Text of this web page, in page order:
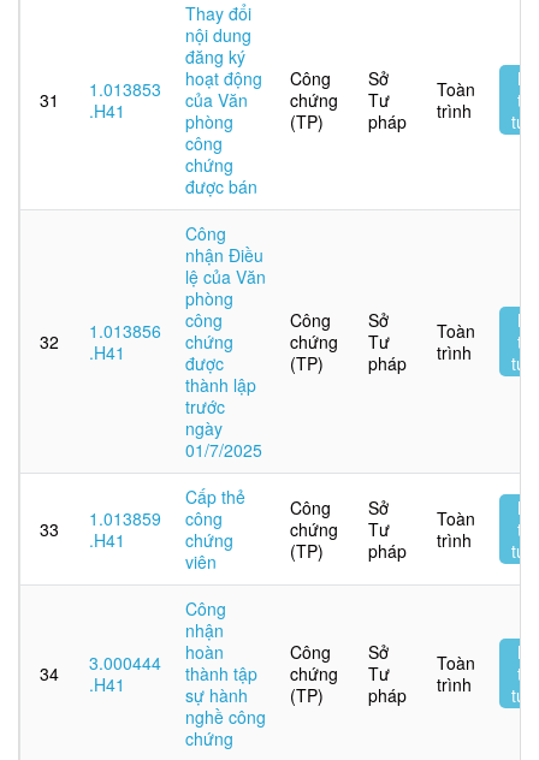
31
1.013853
.H41
Thay đổi
nội dung
đăng ký
hoạt động
của Văn
phòng
công
chứng
được bán
Công
chứng
(TP)
Sở
Tư
pháp
Toàn
trình
32
1.013856
.H41
Công
nhận Điều
lệ của Văn
phòng
công
chứng
được
thành lập
trước
ngày
01/7/2025
Công
chứng
(TP)
Sở
Tư
pháp
Toàn
trình
33
1.013859
.H41
Cấp thẻ
công
chứng
viên
Công
chứng
(TP)
Sở
Tư
pháp
Toàn
trình
34
3.000444
.H41
Công
nhận
hoàn
thành tập
sự hành
nghề công
chứng
Công
chứng
(TP)
Sở
Tư
pháp
Toàn
trình